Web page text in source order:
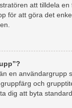
att tilldela
för att göra det
en användargrupp
och
dig att byta